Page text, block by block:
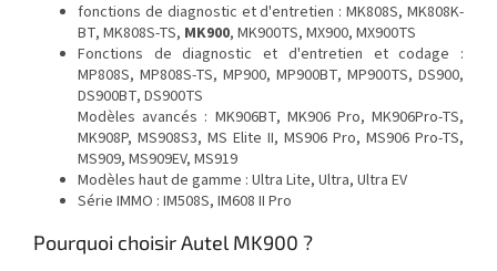
fonctions de diagnostic et d'entretien : MK808S, MK808K-
BT, MK808S-TS, MK900, MK900TS, MX900, MX900TS
Fonctions de diagnostic et d'entretien et codage :
MP808S, MP808S-TS, MP900, MP900BT, MP900TS, DS900,
DS900BT, DS900TS
Modèles avancés : MK906BT, MK906 Pro, MK906Pro-TS,
MK908P, MS908S3, MS Elite II, MS906 Pro, MS906 Pro-TS,
MS909, MS909EV, MS919
Modèles haut de gamme : Ultra Lite, Ultra, Ultra EV
Série IMMO : IM508S, IM608 II Pro
Pourquoi choisir Autel MK900 ?